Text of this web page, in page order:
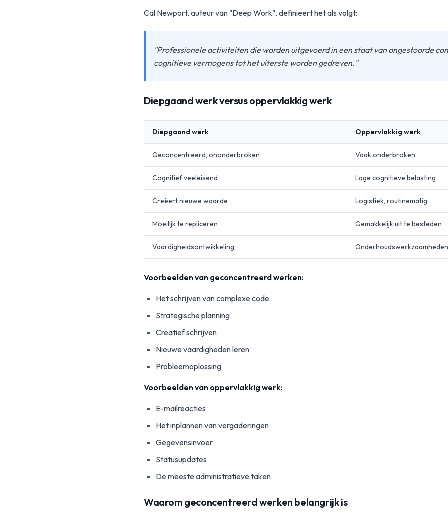
Cal Newport, auteur van "Deep Work", definieert het als volgt:
"Professionele activiteiten die worden uitgevoerd in een staat van ongestoorde
cognitieve vermogens tot het uiterste worden gedreven."
Diepgaand werk versus oppervlakkig werk
Diepgaand werk Oppervlakkig werk
Geconcentreerd, ononderbroken Vaak onderbroken
Cognitief veeleisend Lage cognitieve belasting
Creëert nieuwe waarde Logistiek, routinematig
Moeilijk te repliceren Gemakkelijk uit te besteden
Vaardigheidsontwikkeling Onderhoudswerkzaamheden
Voorbeelden van geconcentreerd werken:
Het schrijven van complexe code
Strategische planning
Creatief schrijven
Nieuwe vaardigheden leren
Probleemoplossing
Voorbeelden van oppervlakkig werk:
E-mailreacties
Het inplannen van vergaderingen
Gegevensinvoer
Statusupdates
De meeste administratieve taken
Waarom geconcentreerd werken belangrijk is